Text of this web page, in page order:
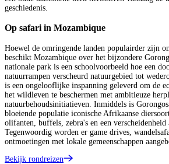
geschiedenis.
Op safari in Mozambique
Hoewel de omringende landen populairder zijn
beschikt Mozambique over het bijzondere
nationale park is een schoolvoorbeeld hoe een
natuurrampen verscheurd natuurgebied tot
is een ongelooflijke inspanning geleverd om de
het wildleven te beschermen met ambitieuze
natuurbehoudsinitiatieven. Inmiddels is
bloeiende populatie iconische Afrikaanse
olifanten, buffels, zebra's en een verscheidenheid
Tegenwoordig worden er game drives,
ontmoetingen met lokale gemeenschappen
Bekijk rondreizen